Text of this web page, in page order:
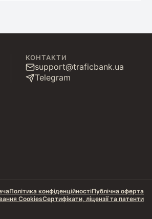
КОНТАКТИ
support@traficbank.ua
Telegram
Політика конфіденційностіПублічна оферта
CookiesСертифікати, ліцензії та патенти